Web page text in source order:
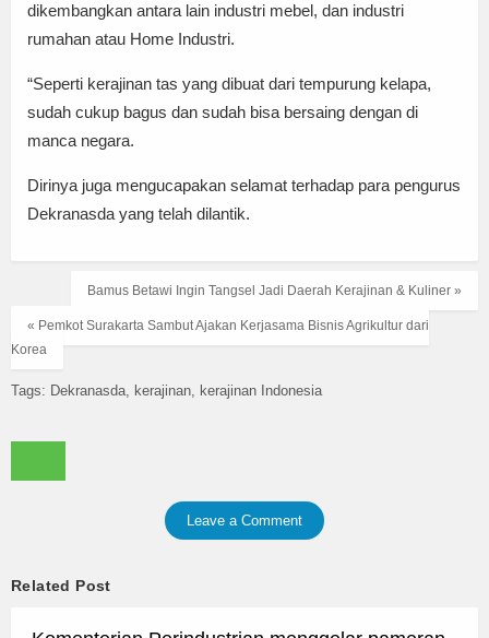
dikembangkan antara lain industri mebel, dan industri
rumahan atau Home Industri.
“Seperti kerajinan tas yang dibuat dari tempurung kelapa,
sudah cukup bagus dan sudah bisa bersaing dengan di
manca negara.
Dirinya juga mengucapakan selamat terhadap para pengurus
Dekranasda yang telah dilantik.
Bamus Betawi Ingin Tangsel Jadi Daerah Kerajinan & Kuliner »
« Pemkot Surakarta Sambut Ajakan Kerjasama Bisnis Agrikultur dari
Korea
Tags: Dekranasda kerajinan kerajinan Indonesia
Leave a Comment
Related Post